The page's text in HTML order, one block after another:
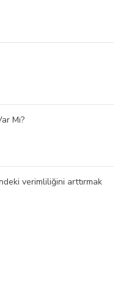
Mı?
verimliliğini arttırmak